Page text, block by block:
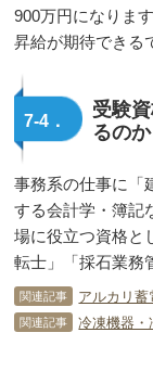
900万円になりま
昇給が期待できる
7-4．
受験
るのか
事務系の仕事に「
する会計学・簿記
場に役立つ資格と
転士」「採石業務
関連記事
関連記事